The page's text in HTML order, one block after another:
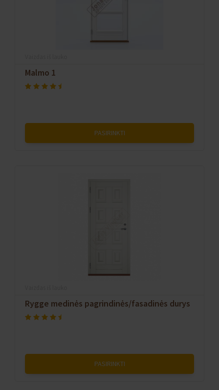
Malmo 1
PASIRINKTI
Rygge medinės pagrindinės/fasadinės durys
PASIRINKTI